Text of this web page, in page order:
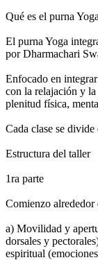
Qué es el purna
El purna Yoga
por Dharmachari
Enfocado en
con la relajación y
plenitud física,
Cada clase se divide
Estructura del taller
1ra parte
Comienzo
a) Movilidad y
dorsales y
espiritual